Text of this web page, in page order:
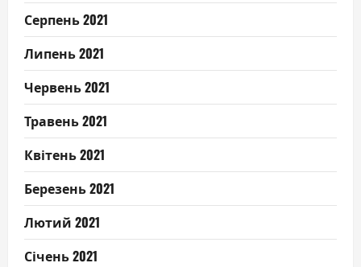
Серпень 2021
Липень 2021
Червень 2021
Травень 2021
Квітень 2021
Березень 2021
Лютий 2021
Січень 2021